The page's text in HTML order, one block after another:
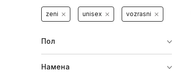
zeni unisex vozrasni
Пол
Намена